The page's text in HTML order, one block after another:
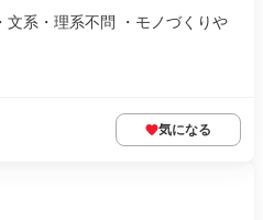
文系・理系不問 ・モノづくりや
気になる